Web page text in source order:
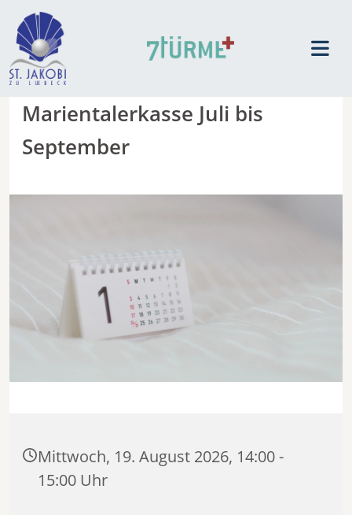
Marientalerkasse Juli bis
September
Mittwoch, 19. August 2026, 14:00 -
15:00 Uhr